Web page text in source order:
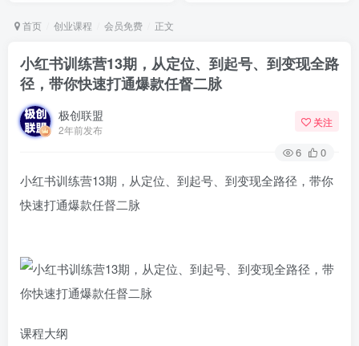
首页 创业课程 会员免费 正文
小红书训练营13期，从定位、到起号、到变现全路
径，带你快速打通爆款任督二脉
极创联盟
2年前发布
关注
6 0
小红书训练营13期，从定位、到起号、到变现全路径，带你
快速打通爆款任督二脉
课程大纲